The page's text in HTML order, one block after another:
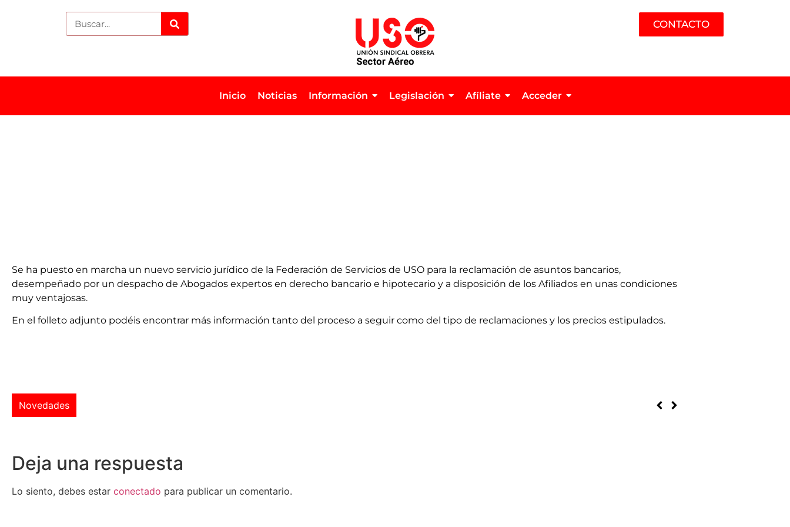
CONTACTO
Inicio Noticias Información Legislación Afíliate Acceder
Se ha puesto en marcha un nuevo servicio jurídico de la Federación de Servicios de USO para la reclamación de asuntos bancarios,
desempeñado por un despacho de Abogados expertos en derecho bancario e hipotecario y a disposición de los Afiliados en unas condiciones
muy ventajosas.
En el folleto adjunto podéis encontrar más información tanto del proceso a seguir como del tipo de reclamaciones y los precios estipulados.
Novedades
Deja una respuesta
Lo siento, debes estar conectado para publicar un comentario.